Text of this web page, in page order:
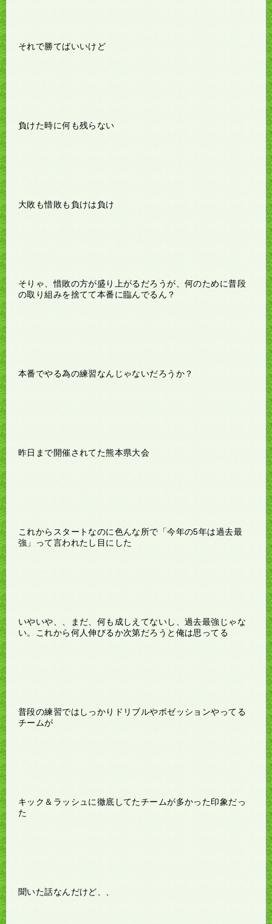
それで勝てばいいけど
負けた時に何も残らない
大敗も惜敗も負けは負け
そりゃ、惜敗の方が盛り上がるだろうが、何のために普段
の取り組みを捨てて本番に臨んでるん？
本番でやる為の練習なんじゃないだろうか？
昨日まで開催されてた熊本県大会
これからスタートなのに色んな所で「今年の5年は過去最
強」って言われたし目にした
いやいや、、まだ、何も成しえてないし、過去最強じゃな
い。これから何人伸びるか次第だろうと俺は思ってる
普段の練習ではしっかりドリブルやポゼッションやってる
チームが
キック＆ラッシュに徹底してたチームが多かった印象だっ
た
聞いた話なんだけど、、